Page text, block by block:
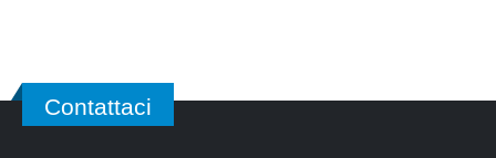
Contattaci